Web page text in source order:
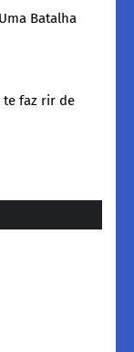
Batalha
te faz rir de